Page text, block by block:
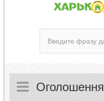
Оголошення